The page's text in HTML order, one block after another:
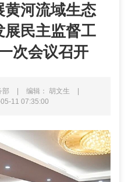
黄河流域生态
展民主监督工
次会议召开
部 | 编辑： 胡文生
|
11 07:35:00